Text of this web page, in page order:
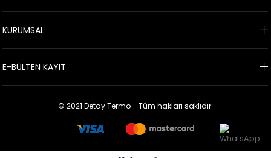
KURUMSAL
E-BÜLTEN KAYIT
© 2021 Detay Termo - Tüm hakları saklıdır.